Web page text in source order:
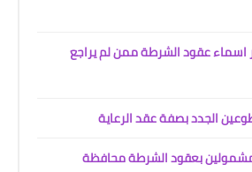
اسماء عقود الشرطة ممن لم يراجع
الجدد بصفة عقد الرعاية
بعقود الشرطة محافظة